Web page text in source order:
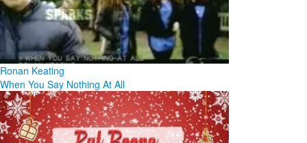
Ronan Keating
When You Say Nothing At All